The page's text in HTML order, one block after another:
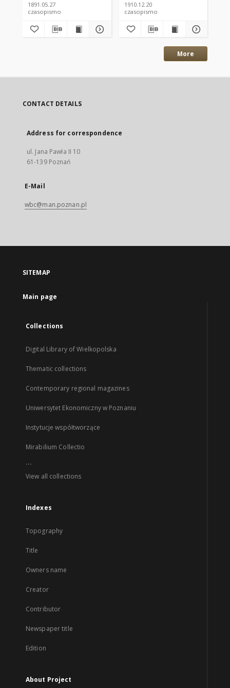
1891.05.27
czasopismo
1910.12.20
czasopismo
More
CONTACT DETAILS
Address for correspondence
ul. Jana Pawła II 10
61-139 Poznań
E-Mail
wbc@man.poznan.pl
SITEMAP
Main page
Collections
Digital Library of Wielkopolska
Thematic collections
Contemporary regional magazines
Uniwersytet Ekonomiczny w Poznaniu
Instytucje współtworzące
Mirabilium Collectio
...
View all collections
Indexes
Topography
Title
Owners name
Creator
Contributor
Newspaper title
Edition
About Project